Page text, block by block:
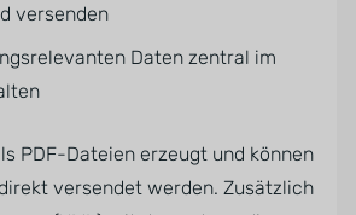
versenden
Daten zentral im
PDF-Dateien erzeugt und können
versendet werden. Zusätzlich